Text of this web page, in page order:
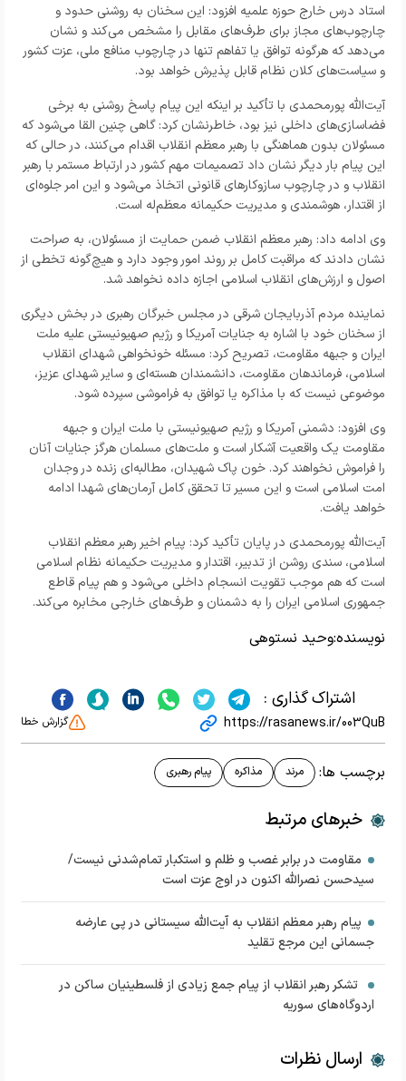
استاد درس خارج حوزه علمیه افزود: این سخنان به روشنی حدود و
چارچوب‌های مجاز برای طرف‌های مقابل را مشخص می‌کند و نشان
می‌دهد که هرگونه توافق یا تفاهم تنها در چارچوب منافع ملی، عزت کشور
و سیاست‌های کلان نظام قابل پذیرش خواهد بود.
آیت‌الله پورمحمدی با تأکید بر اینکه این پیام پاسخ روشنی به برخی
فضاسازی‌های داخلی نیز بود، خاطرنشان کرد: گاهی چنین القا می‌شود که
مسئولان بدون هماهنگی با رهبر معظم انقلاب اقدام می‌کنند، در حالی که
این پیام بار دیگر نشان داد تصمیمات مهم کشور در ارتباط مستمر با رهبر
انقلاب و در چارچوب سازوکارهای قانونی اتخاذ می‌شود و این امر جلوه‌ای
از اقتدار، هوشمندی و مدیریت حکیمانه معظم‌له است.
وی ادامه داد: رهبر معظم انقلاب ضمن حمایت از مسئولان، به صراحت
نشان دادند که مراقبت کامل بر روند امور وجود دارد و هیچ‌گونه تخطی از
اصول و ارزش‌های انقلاب اسلامی اجازه داده نخواهد شد.
نماینده مردم آذربایجان شرقی در مجلس خبرگان رهبری در بخش دیگری
از سخنان خود با اشاره به جنایات آمریکا و رژیم صهیونیستی علیه ملت
ایران و جبهه مقاومت، تصریح کرد: مسئله خونخواهی شهدای انقلاب
اسلامی، فرماندهان مقاومت، دانشمندان هسته‌ای و سایر شهدای عزیز،
موضوعی نیست که با مذاکره یا توافق به فراموشی سپرده شود.
وی افزود: دشمنی آمریکا و رژیم صهیونیستی با ملت ایران و جبهه
مقاومت یک واقعیت آشکار است و ملت‌های مسلمان هرگز جنایات آنان
را فراموش نخواهند کرد. خون پاک شهیدان، مطالبه‌ای زنده در وجدان
امت اسلامی است و این مسیر تا تحقق کامل آرمان‌های شهدا ادامه
خواهد یافت.
آیت‌الله پورمحمدی در پایان تأکید کرد: پیام اخیر رهبر معظم انقلاب
اسلامی، سندی روشن از تدبیر، اقتدار و مدیریت حکیمانه نظام اسلامی
است که هم موجب تقویت انسجام داخلی می‌شود و هم پیام قاطع
جمهوری اسلامی ایران را به دشمنان و طرف‌های خارجی مخابره می‌کند.
نویسنده:وحید نستوهی
اشتراک گذاری :
https://rasanews.ir/003QuB گزارش خطا
برچسب ها: مرند مذاکره پیام رهبری
خبرهای مرتبط
مقاومت در برابر غصب و ظلم و استکبار تمام‌شدنی نیست/
سیدحسن نصرالله اکنون در اوج عزت است
پیام رهبر معظم انقلاب به آیت‌الله سیستانی در پی عارضه
جسمانی این مرجع تقلید
تشکر رهبر انقلاب از پیام جمع زیادی از فلسطینیان ساکن در
اردوگاه‌های سوریه
ارسال نظرات